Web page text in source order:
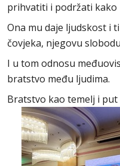
prihvatiti i podržati kako
Ona mu daje ljudskost i
čovjeka, njegovu
I u tom odnosu
bratstvo među ljudima.
Bratstvo kao temelj i